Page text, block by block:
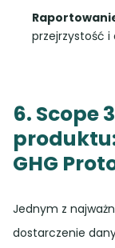
przejrzystość i
6. Scope
produktu:
GHG
Jednym z
dostarczenie